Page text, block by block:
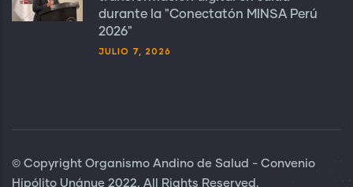
durante la "Conectatón MINSA Perú
2026"
JULIO 7, 2026
© Copyright Organismo Andino de Salud - Convenio
Hipólito Unánue 2022. All Rights Reserved.